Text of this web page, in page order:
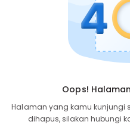
Oops!
Halaman yang kamu kunjungi
dihapus, silakan hubungi